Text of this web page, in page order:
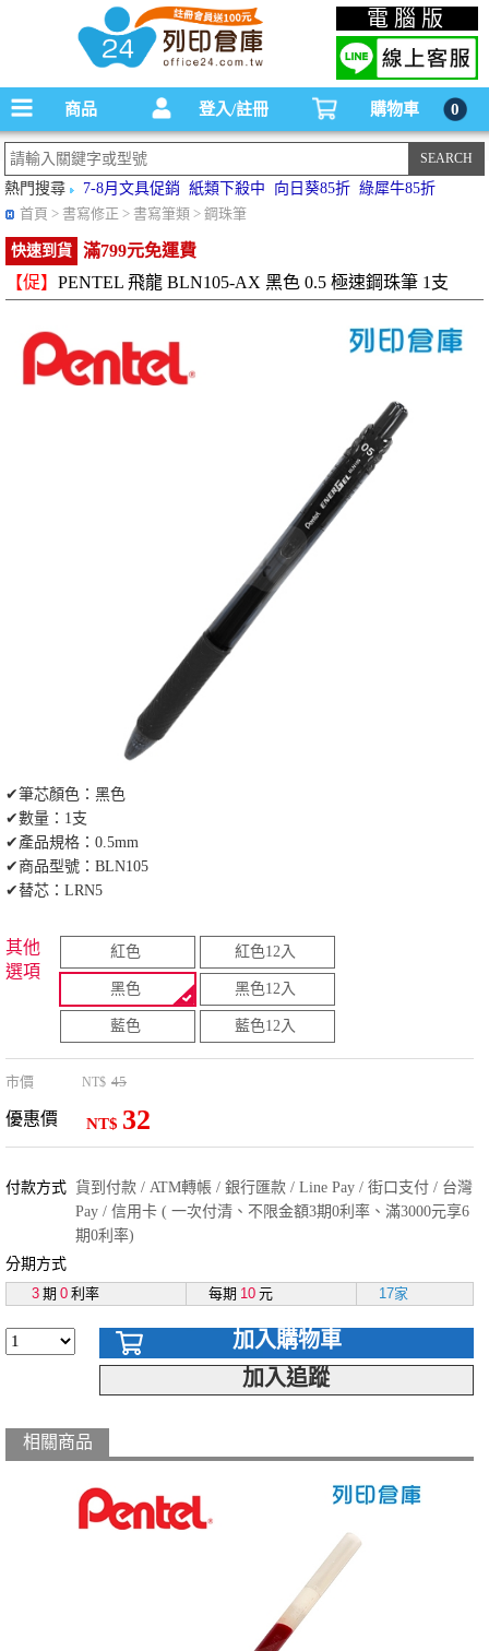
碳粉匣，墨水匣,原廠碳粉匣，副廠碳粉匣，環保碳粉匣,連續供墨印表機-office24列印
倉庫線上購物手機版
電腦版
商品 登入/註冊 購物車 0
熱門搜尋 7-8月文具促銷 紙類下殺中 向日葵85折 綠犀牛85折
首頁 > 書寫修正 > 書寫筆類 > 鋼珠筆
快速到貨
滿799元免運費
【促】 PENTEL 飛龍 BLN105-AX 黑色 0.5 極速鋼珠筆 1支
✔筆芯顏色：黑色
✔數量：1支
✔產品規格：0.5mm
✔商品型號：BLN105
✔替芯：LRN5
其他
選項
紅色 紅色12入
黑色 黑色12入
藍色 藍色12入
市價 NT$ 45
優惠價 NT$ 32
付款方式 貨到付款 / ATM轉帳 / 銀行匯款 / Line Pay / 街口支付 / 台灣
Pay / 信用卡 ( 一次付清、不限金額3期0利率、滿3000元享6
期0利率)
分期方式
3 期 0 利率 每期 10 元 17家
加入購物車
加入追蹤
相關商品